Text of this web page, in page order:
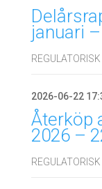
januari
REGULATORISK
2026-06-22
Återköp
2026 –
REGULATORISK